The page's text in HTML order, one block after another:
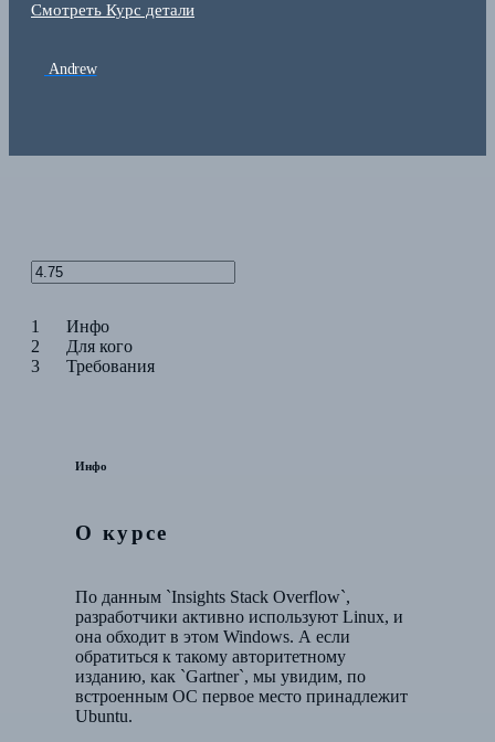
Смотреть Курс детали
Andrew
1
Инфо
2
Для кого
3
Требования
Инфо
О курсе
По данным `Insights Stack Overflow`,
разработчики активно используют Linux, и
она обходит в этом Windows. А если
обратиться к такому авторитетному
изданию, как `Gartner`, мы увидим, по
встроенным ОС первое место принадлежит
Ubuntu.